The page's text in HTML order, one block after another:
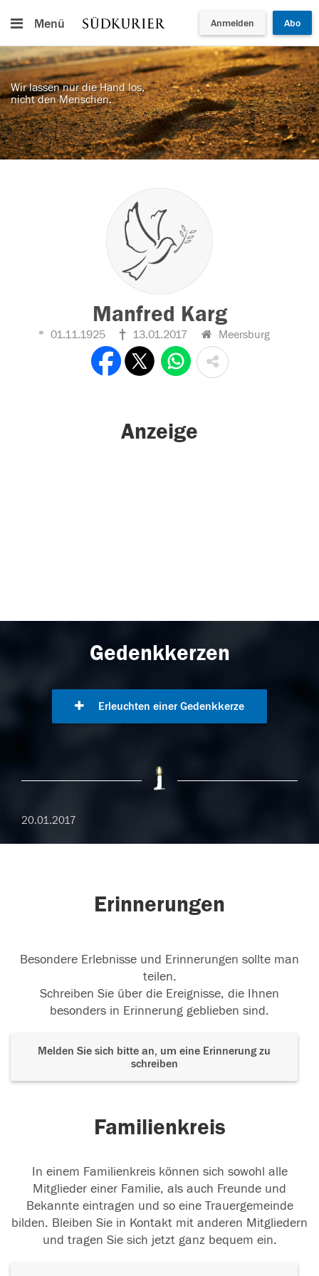
Menü Anmelden Abo
Wir lassen nur die Hand los,
nicht den Menschen.
Manfred Karg
01.11.1925 13.01.2017 Meersburg
Anzeige
Gedenkkerzen
Erleuchten einer Gedenkkerze
20.01.2017
Erinnerungen
Besondere Erlebnisse und Erinnerungen sollte man
teilen.
Schreiben Sie über die Ereignisse, die Ihnen
besonders in Erinnerung geblieben sind.
Melden Sie sich bitte an, um eine Erinnerung zu
schreiben
Familienkreis
In einem Familienkreis können sich sowohl alle
Mitglieder einer Familie, als auch Freunde und
Bekannte eintragen und so eine Trauergemeinde
bilden. Bleiben Sie in Kontakt mit anderen Mitgliedern
und tragen Sie sich jetzt ganz bequem ein.